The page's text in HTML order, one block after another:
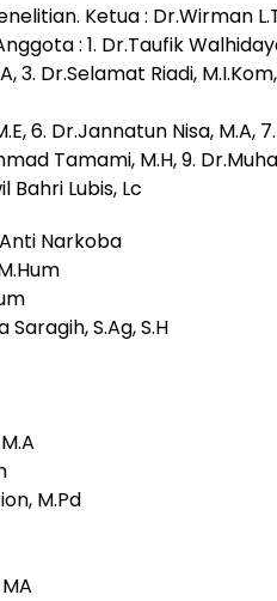
Ketua : Dr.Wirman
: 1. Dr.Taufik
3. Dr.Selamat Riadi,
6. Dr.Jannatun Nisa, M.A,
Tamami, M.H, 9.
Bahri Lubis, Lc
Narkoba
Saragih, S.Ag, S.H
M.Pd